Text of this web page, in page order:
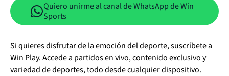
Quiero unirme al canal de WhatsApp de Win
Sports
Si quieres disfrutar de la emoción del deporte, suscríbete a
Win Play. Accede a partidos en vivo, contenido exclusivo y
variedad de deportes, todo desde cualquier dispositivo.